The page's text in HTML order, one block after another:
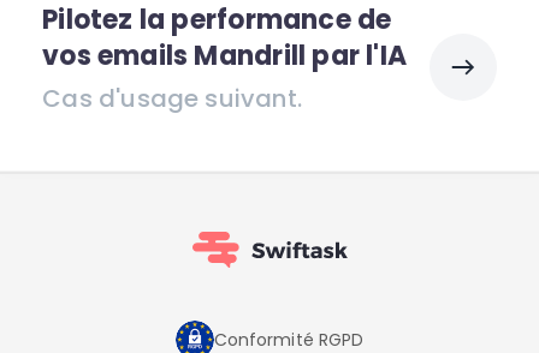
Pilotez la performance de
vos emails Mandrill par l'IA
Cas d'usage suivant.
Conformité RGPD